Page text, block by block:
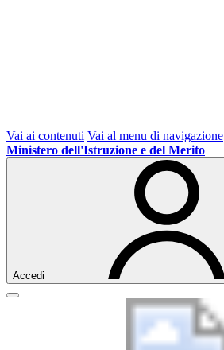
Vai ai contenuti Vai al menu di navigazione
Ministero dell'Istruzione e del Merito
Accedi